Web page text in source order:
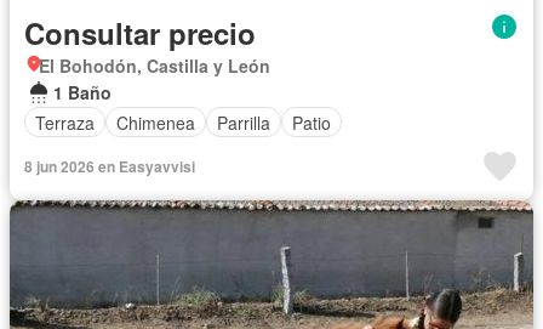
Consultar precio
El Bohodón, Castilla y León
1 Baño
Terraza
Chimenea Parrilla Patio
8 jun 2026 en Easyavvisi